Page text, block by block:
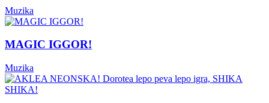
Muzika
MAGIC IGGOR!
Muzika